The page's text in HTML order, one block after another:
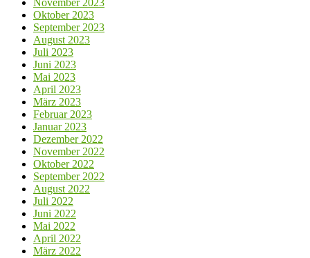
Oktober 2023
September 2023
August 2023
Juli 2023
Juni 2023
Mai 2023
April 2023
März 2023
Februar 2023
Januar 2023
Dezember 2022
November 2022
Oktober 2022
September 2022
August 2022
Juli 2022
Juni 2022
Mai 2022
April 2022
März 2022